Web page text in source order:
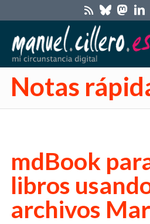
Notas
mdBook
libros
archivos